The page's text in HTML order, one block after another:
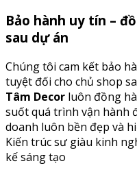
Bảo hành uy tín –
sau dự án
Chúng tôi cam kết bảo
tuyệt đối cho chủ shop
Tâm Decor luôn đồng
suốt quá trình vận hành
doanh luôn bền đẹp và
Kiến trúc sư giàu kinh
kế sáng tạo